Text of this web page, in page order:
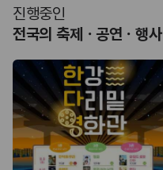
진행중인
전국의 축제ㆍ공연ㆍ행사